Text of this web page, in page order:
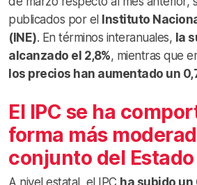
publicados por el Instituto
(INE). En términos interanuales, la
alcanzado el 2,8%, mientras que
los precios han aumentado un
El IPC se ha
forma más
conjunto del Estado
A nivel estatal, el IPC ha subido un